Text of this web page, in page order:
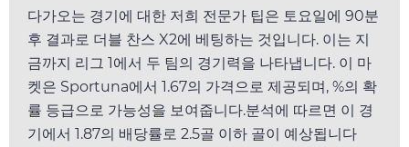
다가오는 경기에 대한 저희 전문가 팁은 토요일에 90분
후 결과로 더블 찬스 X2에 베팅하는 것입니다. 이는 지
금까지 리그 1에서 두 팀의 경기력을 나타냅니다. 이 마
켓은 Sportuna에서 1.67의 가격으로 제공되며, %의 확
률 등급으로 가능성을 보여줍니다.분석에 따르면 이 경
기에서 1.87의 배당률로 2.5골 이하 골이 예상됩니다